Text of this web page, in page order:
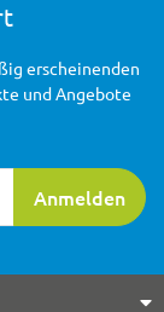
Anmelden
erscheinenden
und Angebote